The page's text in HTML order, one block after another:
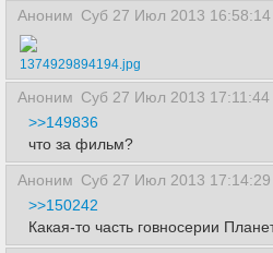
Аноним Суб 27 Июл 2013 16:58:14
1374929894194.jpg
Аноним Суб 27 Июл 2013 17:11:44
>>149836
что за фильм?
Аноним Суб 27 Июл 2013 17:14:29
>>150242
Какая-то часть говносерии